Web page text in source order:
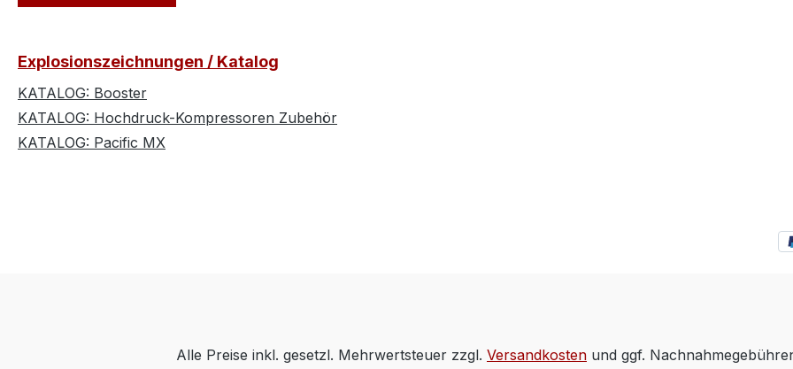
Explosionszeichnungen / Katalog
KATALOG: Booster
KATALOG: Hochdruck-Kompressoren Zubehör
KATALOG: Pacific MX
Alle Preise inkl. gesetzl. Mehrwertsteuer zzgl. Versandkosten und ggf.